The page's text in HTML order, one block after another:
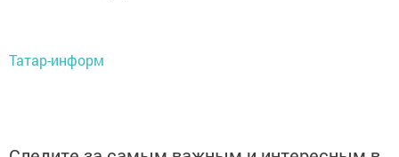
Татар-информ